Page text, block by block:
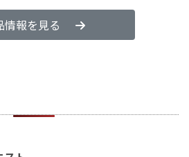
情報を見る